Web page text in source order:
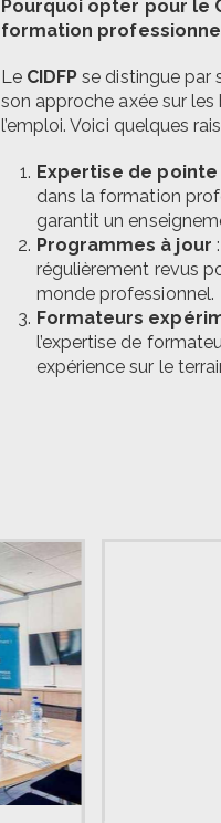
Pourquoi opter pour le
formation
Le CIDFP se distingue par
son approche axée sur
l’emploi. Voici quelques
Expertise de pointe
dans la formation
garantit un
Programmes à jour
régulièrement revus
monde professionnel.
Formateurs
l’expertise de
expérience sur le